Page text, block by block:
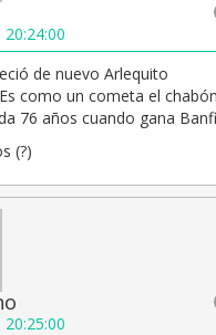
de nuevo Arlequito
como un cometa el
76 años cuando gana
(?)